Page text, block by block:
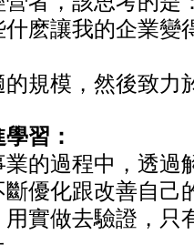
什麽讓我的企業變
規模，然後致力
習：
業的過程中，透過
斷優化跟改善自己
實做去驗證，只